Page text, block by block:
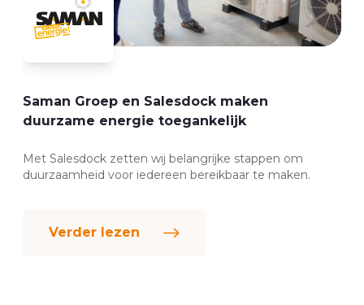
mobility met Salesdock
partner in onze groei en innovatie.